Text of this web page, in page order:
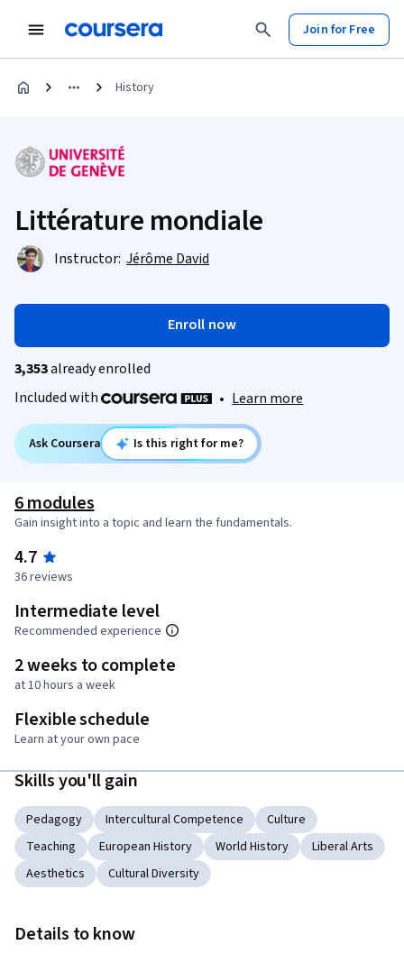
Join for Free
History
Littérature mondiale
Instructor: Jérôme David
Enroll now
3,353already enrolled
Included with
• Learn more
Ask Coursera Is this right for me?
6 modules
Gain insight into a topic and learn the fundamentals.
4.7
36 reviews
Intermediate level
Recommended experience
2 weeks to complete
at 10 hours a week
Flexible schedule
Learn at your own pace
Skills you'll gain
Pedagogy Intercultural Competence
Culture
Teaching
European History World History
Liberal Arts
Aesthetics
Cultural Diversity
Details to know